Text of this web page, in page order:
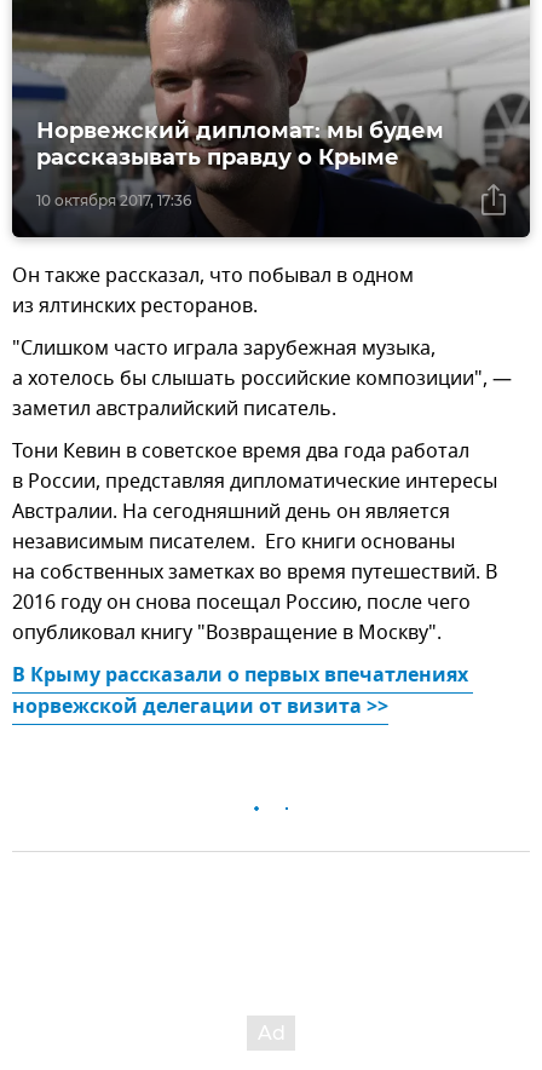
10 октября 2017, 17:36
Норвежский дипломат: мы будем
рассказывать правду о Крыме
Он также рассказал, что побывал в одном
из ялтинских ресторанов.
"Слишком часто играла зарубежная музыка,
а хотелось бы слышать российские композиции", —
заметил австралийский писатель.
Тони Кевин в советское время два года работал
в России, представляя дипломатические интересы
Австралии. На сегодняшний день он является
независимым писателем. Его книги основаны
на собственных заметках во время путешествий. В
2016 году он снова посещал Россию, после чего
опубликовал книгу "Возвращение в Москву".
В Крыму рассказали о первых впечатлениях
норвежской делегации от визита >>